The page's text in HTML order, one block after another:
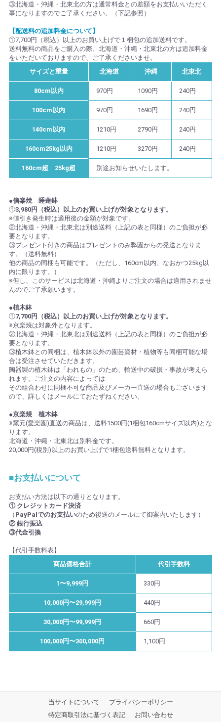
③北海道・沖縄・北東北の方は通常料金との差額をお支払いいただく
事になりますのでご了承ください。（下記参照）
【配送料の追加料金について】
①7,700円（税込）以上のお買い上げで１梱包の追加送料です。
送料無料の商品をご購入の際、北海道・沖縄・北東北の方は追加料金
をいただいておりますので、ご了承くださいませ。
サイズと重量
北海道 沖縄 北東北
80cm以内 970円 1090円 240円
100cm以内 970円 1690円 240円
140cm以内 1210円 2790円 240円
160cm25kg以内 1210円 3270円 240円
160cm超 25kg超 別途お知らせいたします。
●信楽焼 睡蓮鉢
①3,980円（税込）以上のお買い上げが対象となります。
※値引き発生時は適用後の金額が対象です。
②北海道・沖縄・北東北は別途送料（上記の表と同様）のご負担が必
要となります。
③プレゼント付きの商品はプレゼントのみ弊園からの発送となりま
す。（送料無料）
他の商品の同梱も可能です。（ただし、160cm以内、なおかつ25kg以
内に限ります。）
※但し、このサービスは北海道・沖縄よりご注文の場合は適用されませ
んのでご了承願います。
●植木鉢
①7,700円（税込）以上のお買い上げが対象となります。
※京楽焼は対象外となります。
②北海道・沖縄・北東北は別途送料（上記の表と同様）のご負担が必
要となります。
③植木鉢との同梱は、植木鉢以外の園芸資材・植物等も同梱可能な場
合は受注させていただきます。
陶器製の植木鉢は「われもの」のため、輸送中の破損・事故が考えら
れます。ご注文の内容によっては
その組合わせに同梱不可な商品及びメーカー直送の場合もございます
ので、詳しくはメールにておたずねください。
●京楽焼 植木鉢
※窯元(愛楽園)直送の商品は、送料1500円(1梱包160cmサイズ以内)とな
ります。
北海道・沖縄・北東北は別料金です。
20,000円(税別)以上のお買い上げで1梱包送料無料となります。
■お支払いについて
お支払い方法は以下の通りとなります。
① クレジットカード決済
（ PayPalでのお支払いのため後送のメールにて御案内いたします）
② 銀行振込
③代金引換
【代引手数料表】
商品価格合計
代引手数料
1〜9,999円 330円
10,000円〜29,999円 440円
30,000円〜99,999円 660円
100,000円〜300,000円 1,100円
当サイトについて
プライバシーポリシー
特定商取引法に基づく表記
お問い合わせ